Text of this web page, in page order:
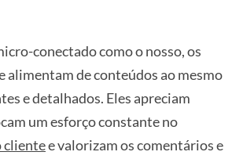
conectado como o nosso, os
alimentam de conteúdos ao mesmo
e detalhados. Eles apreciam
um esforço constante no
clientee valorizam os comentários e